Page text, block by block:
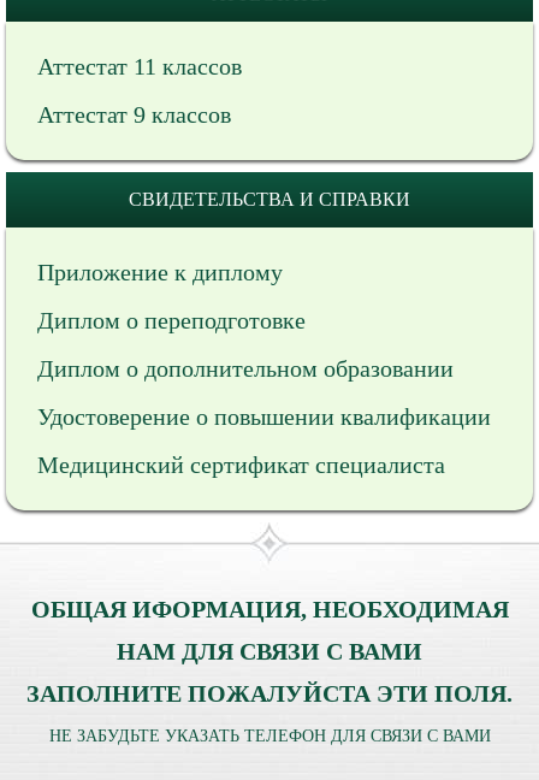
Аттестат 11 классов
Аттестат 9 классов
СВИДЕТЕЛЬСТВА И СПРАВКИ
Приложение к диплому
Диплом о переподготовке
Диплом о дополнительном образовании
Удостоверение о повышении квалификации
Медицинский сертификат специалиста
ОБЩАЯ ИФОРМАЦИЯ, НЕОБХОДИМАЯ
НАМ ДЛЯ СВЯЗИ С ВАМИ
ЗАПОЛНИТЕ ПОЖАЛУЙСТА ЭТИ ПОЛЯ.
НЕ ЗАБУДЬТЕ УКАЗАТЬ ТЕЛЕФОН ДЛЯ СВЯЗИ С ВАМИ